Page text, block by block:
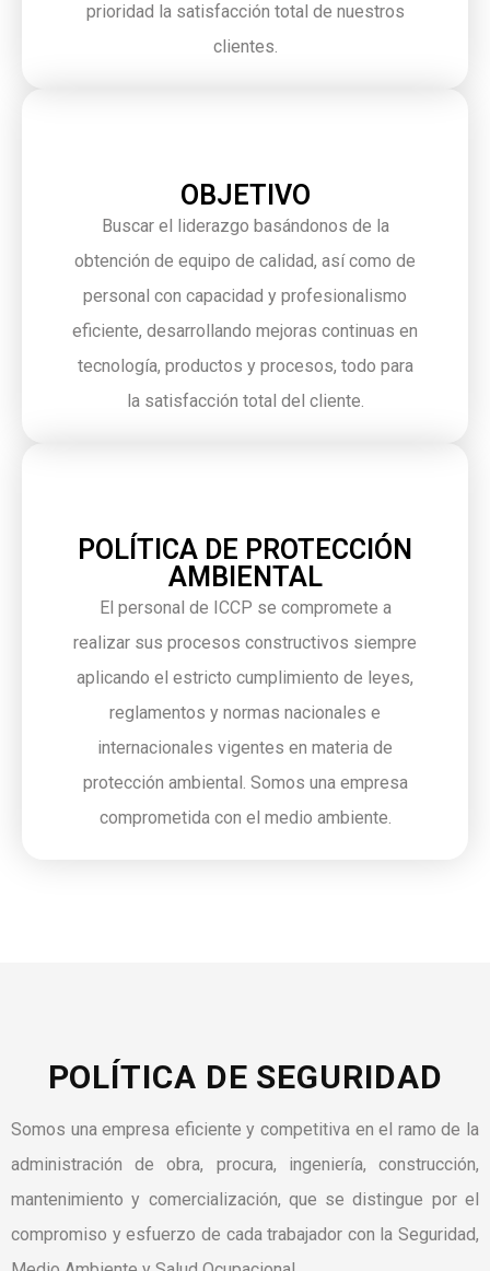
prioridad la satisfacción total de nuestros
clientes.
OBJETIVO
Buscar el liderazgo basándonos de la
obtención de equipo de calidad, así como de
personal con capacidad y profesionalismo
eficiente, desarrollando mejoras continuas en
tecnología, productos y procesos, todo para
la satisfacción total del cliente.
POLÍTICA DE PROTECCIÓN
AMBIENTAL
El personal de ICCP se compromete a
realizar sus procesos constructivos siempre
aplicando el estricto cumplimiento de leyes,
reglamentos y normas nacionales e
internacionales vigentes en materia de
protección ambiental. Somos una empresa
comprometida con el medio ambiente.
POLÍTICA DE SEGURIDAD
Somos una empresa eficiente y competitiva en el ramo de la
administración de obra, procura, ingeniería, construcción,
mantenimiento y comercialización, que se distingue por el
compromiso y esfuerzo de cada trabajador con la Seguridad,